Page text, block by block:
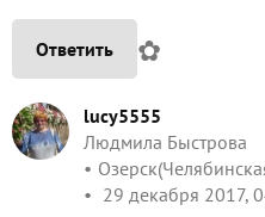
Ответить ✿
lucy5555
Людмила Быстрова
29 декабря 2017,